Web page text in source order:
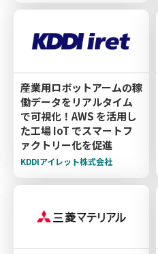
産業用ロボットアームの稼
働データをリアルタイム
で可視化！AWS を活用し
た工場 IoT でスマートフ
ァクトリー化を促進
KDDIアイレット株式会社